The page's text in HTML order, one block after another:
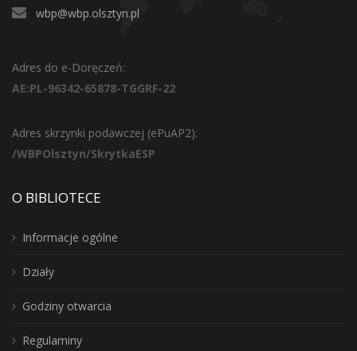
wbp@wbp.olsztyn.pl
Adres do e-Doręczeń:
AE:PL-96342-65878-TGGRF-22
Adres skrzynki podawczej (ePuAP2):
/WBPOlsztyn/SkrytkaESP
O BIBLIOTECE
Informacje ogólne
Działy
Godziny otwarcia
Regulaminy